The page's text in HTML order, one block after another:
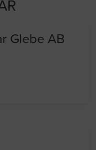
Glebe AB